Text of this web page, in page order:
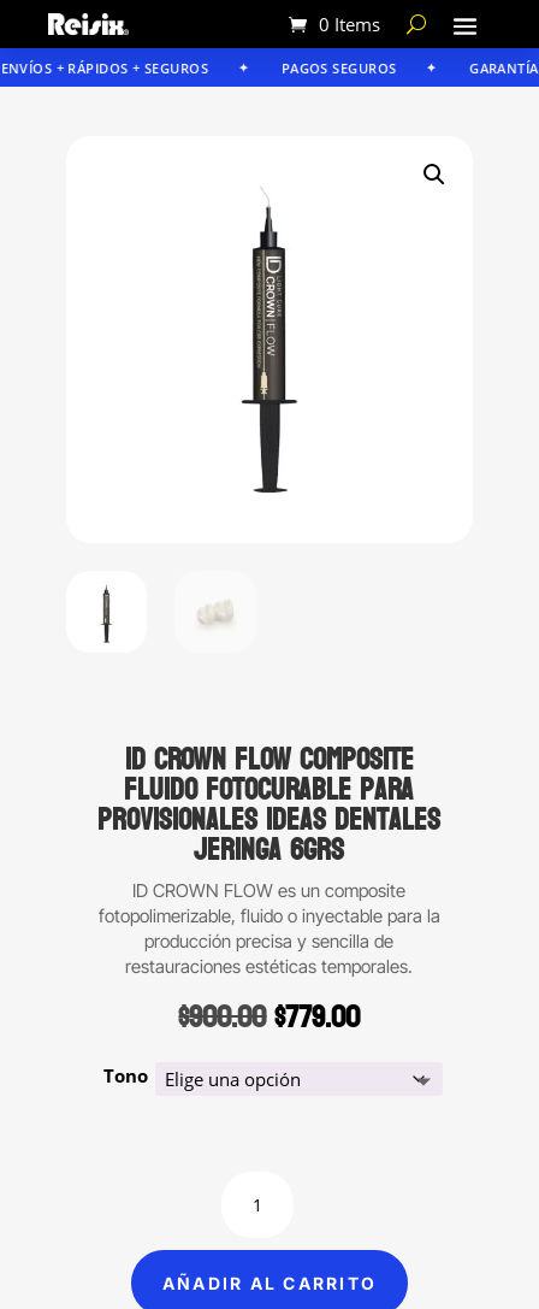
0 Items
+ RÁPIDOS + SEGUROS PAGOS SEGUROS GARANTÍA
ID CROWN FLOW composite
fluido fotocurable para
provisionales Ideas Dentales
Jeringa 6grs
ID CROWN FLOW es un composite
fotopolimerizable, fluido o inyectable para la
producción precisa y sencilla de
restauraciones estéticas temporales.
$900.00Original
was:
$779.00Current
Tono
CROWN
fluido
AÑADIR AL CARRITO